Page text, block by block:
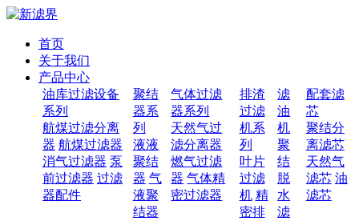
首页
关于我们
产品中心
油库过滤设备
系列
航煤过滤分离
器 航煤过滤器
消气过滤器 泵
前过滤器 过滤
器配件
聚结
器系
列
液液
聚结
器 气
液聚
结器
气体过滤
器系列
天然气过
滤分离器
燃气过滤
器 气体精
密过滤器
排渣
过滤
机系
列
叶片
过滤
机 精
密排
滤
油
机
聚
结
脱
水
滤
配套滤
芯
聚结分
离滤芯
天然气
滤芯 油
滤芯